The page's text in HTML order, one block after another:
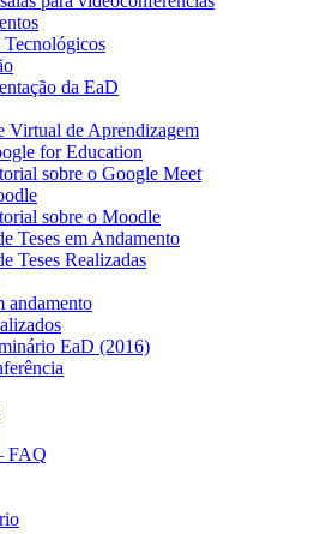
Tecnológicos
da EaD
Virtual de Aprendizagem
for Education
sobre o Google Meet
sobre o Moodle
Teses em Andamento
Teses Realizadas
andamento
EaD (2016)
FAQ